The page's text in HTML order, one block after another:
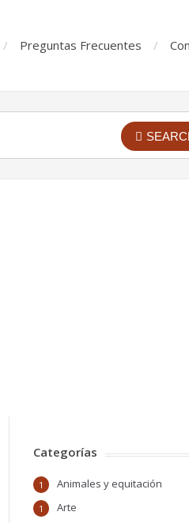
Preguntas Frecuentes
Categorías
Animales y equitación
1
Arte
1